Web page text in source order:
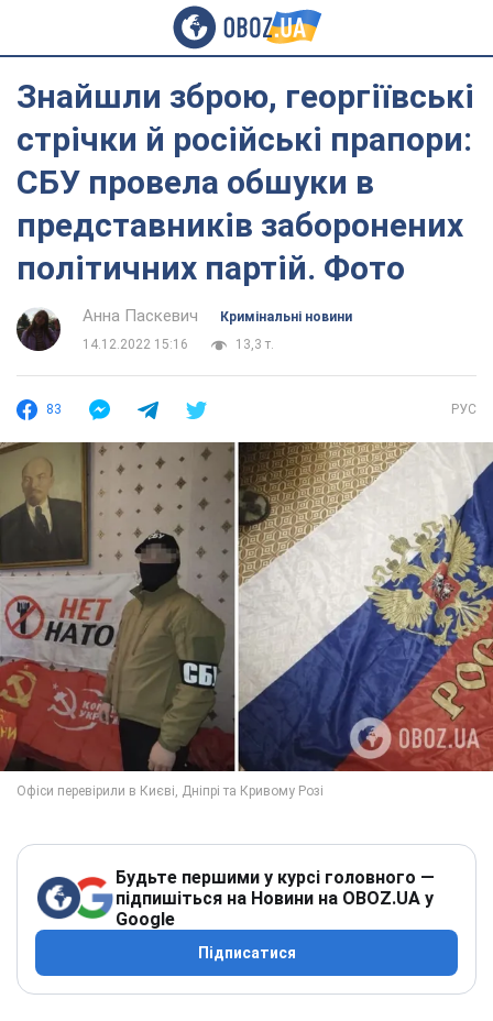
Знайшли зброю, георгіївські
стрічки й російські прапори:
СБУ провела обшуки в
представників заборонених
політичних партій. Фото
Анна Паскевич
Кримінальні новини
14.12.2022 15:16
13,3 т.
83 РУС
Будьте першими у курсі головного —
підпишіться на Новини на OBOZ.UA у
Google
Підписатися